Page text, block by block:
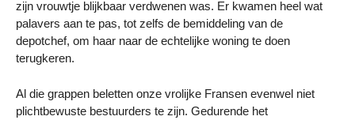
zijn vrouwtje blijkbaar verdwenen was. Er kwamen heel wat
palavers aan te pas, tot zelfs de bemiddeling van de
depotchef, om haar naar de echtelijke woning te doen
terugkeren.
Al die grappen beletten onze vrolijke Fransen evenwel niet
plichtbewuste bestuurders te zijn. Gedurende het